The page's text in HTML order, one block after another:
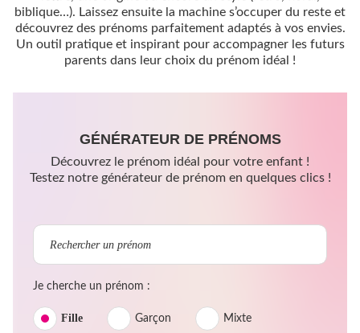
biblique…). Laissez ensuite la machine s’occuper du reste et
découvrez des prénoms parfaitement adaptés à vos envies.
Un outil pratique et inspirant pour accompagner les futurs
parents dans leur choix du prénom idéal !
GÉNÉRATEUR DE PRÉNOMS
Découvrez le prénom idéal pour votre enfant !
Testez notre générateur de prénom en quelques clics !
Je cherche un prénom :
Fille Garçon Mixte